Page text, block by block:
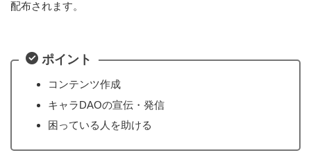
配布されます。
ポイント
コンテンツ作成
キャラDAOの宣伝・発信
困っている人を助ける